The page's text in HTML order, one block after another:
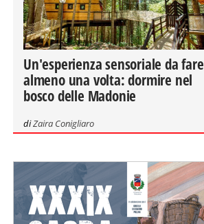
Un'esperienza sensoriale da fare
almeno una volta: dormire nel
bosco delle Madonie
diZaira Conigliaro